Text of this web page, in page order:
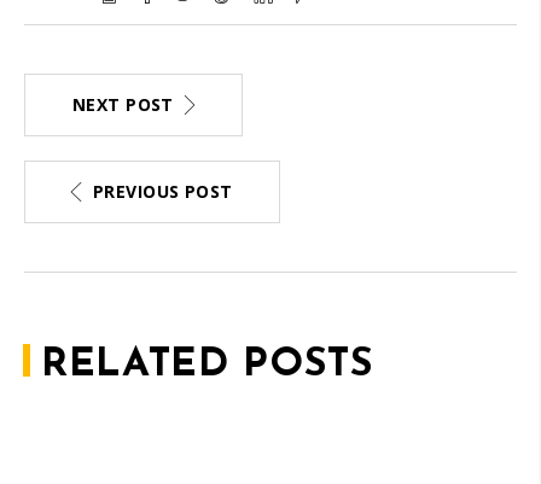
NEXT POST
PREVIOUS POST
RELATED POSTS